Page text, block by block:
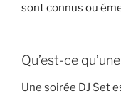
sont connus ou
Qu’est-ce
Une soirée DJ Set